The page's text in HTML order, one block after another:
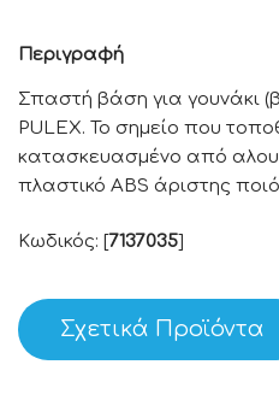
Περιγραφή
Σπαστή βάση για γουνάκι
PULEX. Το σημείο που
κατασκευασμένο από
πλαστικό ABS άριστης
Κωδικός: [7137035]
Σχετικά Προϊόντα